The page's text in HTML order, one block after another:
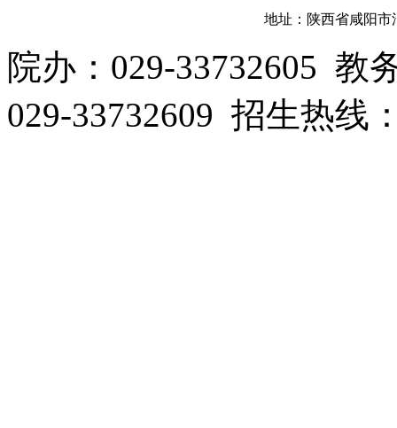
地址：陕西省咸阳
院办：029-33732605 教
029-33732609 招生热线